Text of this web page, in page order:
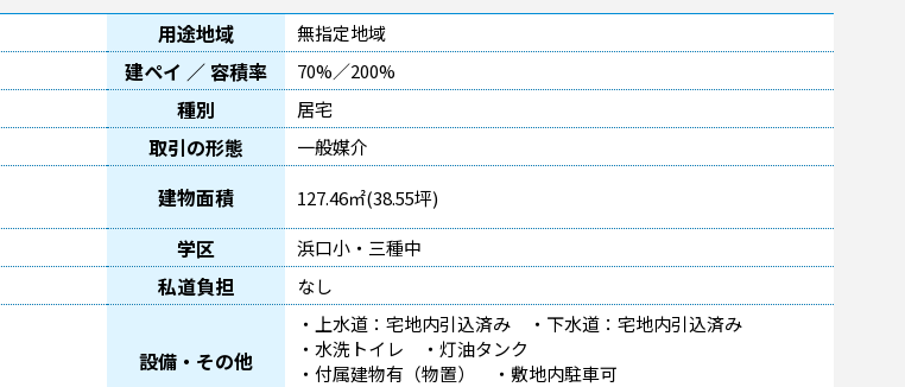
用途地域 無指定地域
建ペイ ／ 容積率 70%／200%
種別 居宅
取引の形態 一般媒介
建物面積 127.46㎡(38.55坪)
学区 浜口小・三種中
私道負担 なし
設備・その他
・上水道：宅地内引込済み ・下水道：宅地内引込済み
・水洗トイレ ・灯油タンク
・付属建物有（物置） ・敷地内駐車可